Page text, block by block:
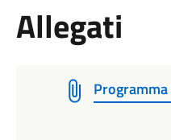
Allegati
Programma